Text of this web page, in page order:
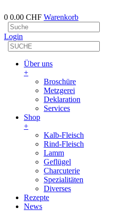
0 0.00 CHF Warenkorb
Login
Über uns
+
Broschüre
Metzgerei
Deklaration
Services
Shop
+
Kalb-Fleisch
Rind-Fleisch
Lamm
Geflügel
Charcuterie
Spezialitäten
Diverses
Rezepte
News